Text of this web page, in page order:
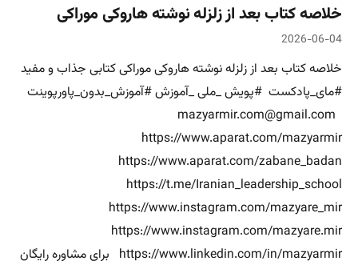
خلاصه کتاب بعد از زلزله نوشته هاروکی موراکی
2026-06-04
خلاصه کتاب بعد از زلزله نوشته هاروکی موراکی کتابی جذاب و مفید
#مای_پادکست #پویش _ملی _آموزش #آموزش_بدون_پاورپوینت
mazyarmir.com@gmail.com
https://www.aparat.com/mazyarmir
https://www.aparat.com/zabane_badan
https://t.me/Iranian_leadership_school
https://www.instagram.com/mazyare_mir
https://www.instagram.com/mazyare.mir
https://www.linkedin.com/in/mazyarmir برای مشاوره رایگان